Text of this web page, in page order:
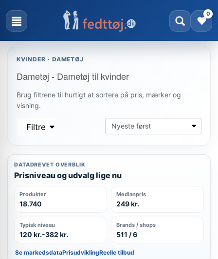
0
KVINDER · DAMETØJ
Dametøj - Dametøj til kvinder
Brug filtrene til hurtigt at sortere på pris, mærker og
visning.
Filtre
DATADREVET OVERBLIK
Prisniveau og udvalg lige nu
Produkter
18.740
Medianpris
249 kr.
Typisk niveau
120 kr.-382 kr.
Brands / shops
511 / 6
Se markedsdataPrisudviklingReelle tilbud